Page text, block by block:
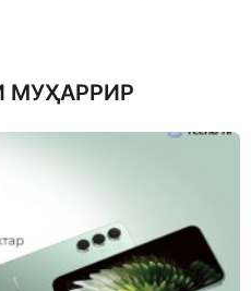
МУҲАРРИР